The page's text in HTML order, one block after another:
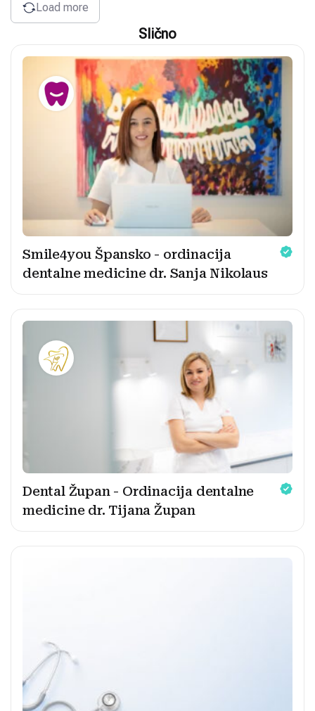
Load more
Slično
Smile4you Špansko - ordinacija
dentalne medicine dr. Sanja Nikolaus
Dental Župan - Ordinacija dentalne
medicine dr. Tijana Župan